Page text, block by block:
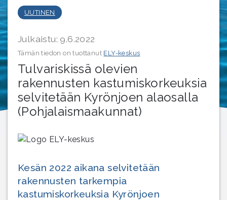
UUTINEN
Julkaistu: 9.6.2022
Tämän tiedon on tuottanut ELY-keskus
Tulvariskissä olevien
rakennusten kastumiskorkeuksia
selvitetään Kyrönjoen alaosalla
(Pohjalaismaakunnat)
Kesän 2022 aikana selvitetään
rakennusten tarkempia
kastumiskorkeuksia Kyrönjoen